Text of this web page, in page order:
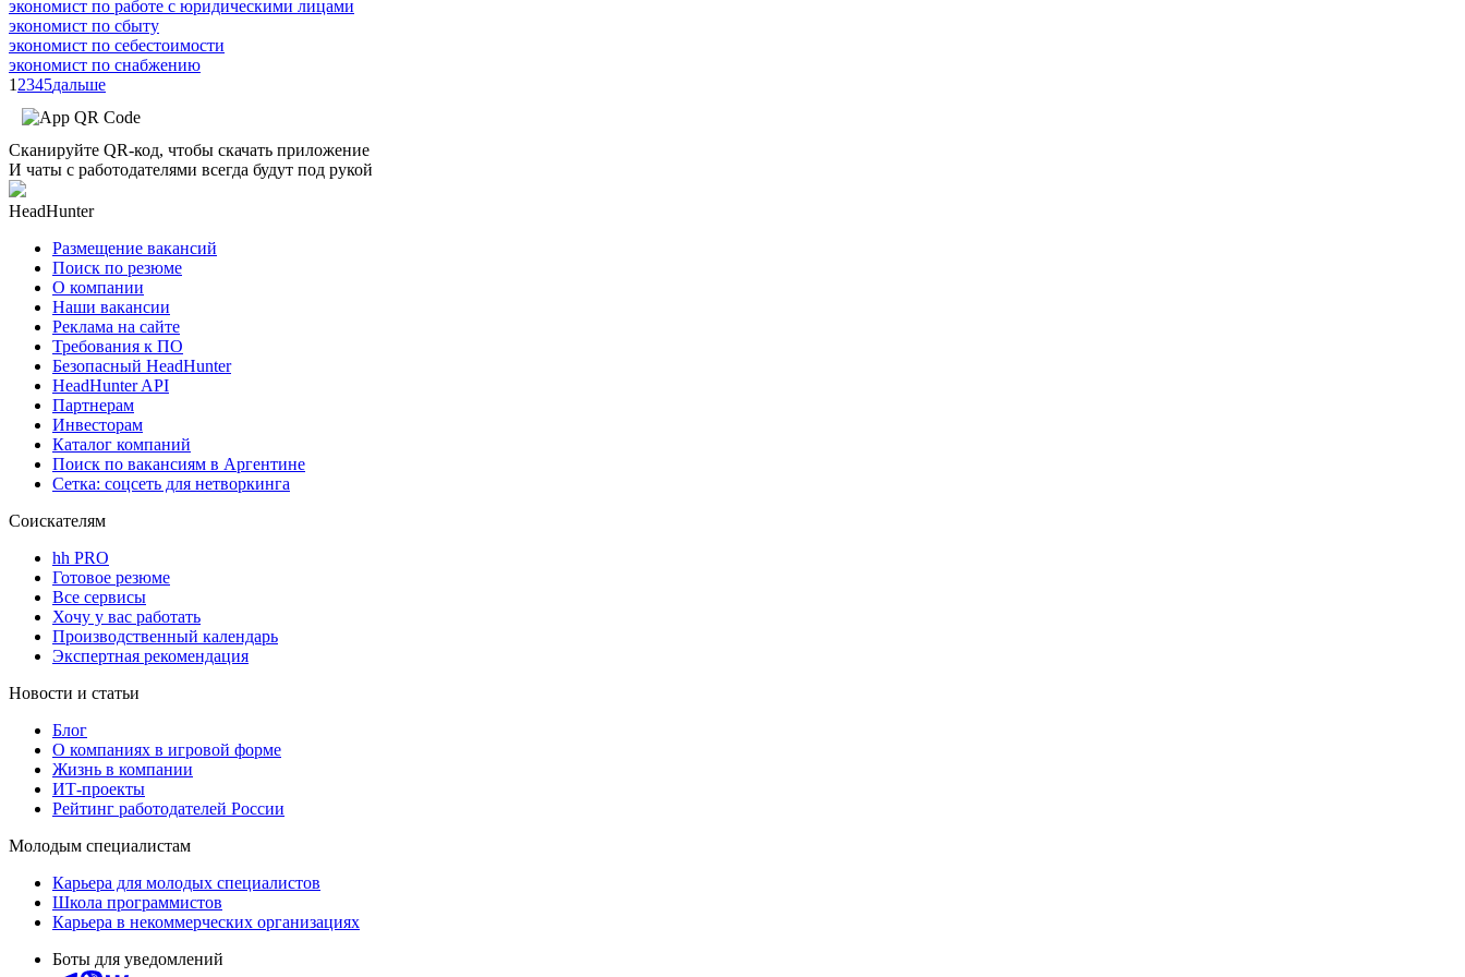
экономист по работе с юридическими лицами
экономист по сбыту
экономист по себестоимости
экономист по снабжению
1 2345дальше
Сканируйте QR-код, чтобы скачать приложение
И чаты с работодателями всегда будут под рукой
HeadHunter
Размещение вакансий
Поиск по резюме
О компании
Наши вакансии
Реклама на сайте
Требования к ПО
Безопасный HeadHunter
HeadHunter API
Партнерам
Инвесторам
Каталог компаний
Поиск по вакансиям в Аргентине
Сетка: соцсеть для нетворкинга
Соискателям
hh PRO
Готовое резюме
Все сервисы
Хочу у вас работать
Производственный календарь
Экспертная рекомендация
Новости и статьи
Блог
О компаниях в игровой форме
Жизнь в компании
ИТ-проекты
Рейтинг работодателей России
Молодым специалистам
Карьера для молодых специалистов
Школа программистов
Карьера в некоммерческих организациях
Боты для уведомлений